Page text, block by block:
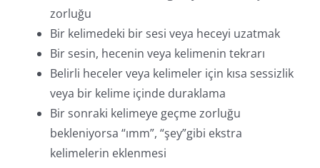
zorluğu
Bir kelimedeki bir sesi veya heceyi uzatmak
Bir sesin, hecenin veya kelimenin tekrarı
Belirli heceler veya kelimeler için kısa sessizlik
veya bir kelime içinde duraklama
Bir sonraki kelimeye geçme zorluğu
bekleniyorsa “ımm”, “şey”gibi ekstra
kelimelerin eklenmesi